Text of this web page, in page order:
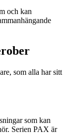
och kan
som alla har sitt
som kan
Serien PAX är